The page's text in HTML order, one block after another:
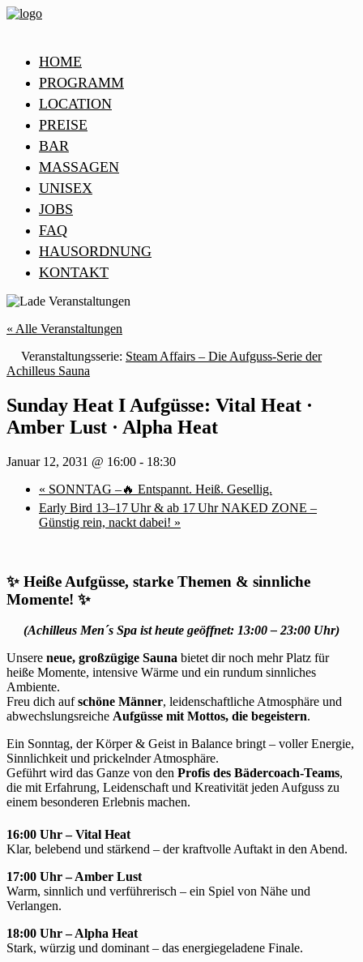
HOME
PROGRAMM
LOCATION
PREISE
BAR
MASSAGEN
UNISEX
JOBS
FAQ
HAUSORDNUNG
KONTAKT
« Alle Veranstaltungen
Veranstaltungsserie: Steam Affairs – Die Aufguss-Serie der
Achilleus Sauna
Sunday Heat I Aufgüsse: Vital Heat ·
Amber Lust · Alpha Heat
Januar 12, 2031 @ 16:00 - 18:30
« SONNTAG –🔥 Entspannt. Heiß. Gesellig.
Early Bird 13–17 Uhr & ab 17 Uhr NAKED ZONE –
Günstig rein, nackt dabei! »
✨ Heiße Aufgüsse, starke Themen & sinnliche
Momente! ✨
(Achilleus Men´s Spa ist heute geöffnet: 13:00 – 23:00 Uhr)
Unsere neue, großzügige Sauna bietet dir noch mehr Platz für
heiße Momente, intensive Wärme und ein rundum sinnliches
Ambiente.
Freu dich aufschöne Männer, leidenschaftliche Atmosphäre und
abwechslungsreiche Aufgüsse mit Mottos, die begeistern.
Ein Sonntag, der Körper & Geist in Balance bringt – voller Energie,
Sinnlichkeit und prickelnder Atmosphäre.
Geführt wird das Ganze von den Profis des Bädercoach-Teams,
die mit Erfahrung, Leidenschaft und Kreativität jeden Aufguss zu
einem besonderen Erlebnis machen.
16:00 Uhr – Vital Heat
Klar, belebend und stärkend – der kraftvolle Auftakt in den Abend.
17:00 Uhr – Amber Lust
Warm, sinnlich und verführerisch – ein Spiel von Nähe und
Verlangen.
18:00 Uhr – Alpha Heat
Stark, würzig und dominant – das energiegeladene Finale.